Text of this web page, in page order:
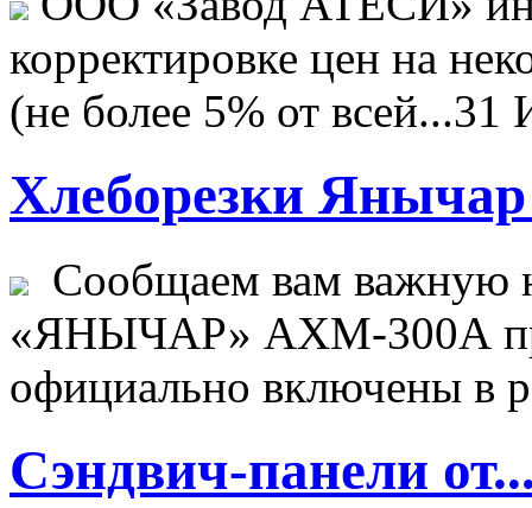
корректировке цен на
(не более 5% от всей...31
Хлеборезки Янычар
Сообщаем вам важную
«ЯНЫЧАР» АХМ-300А
официально включены в
Сэндвич-панели